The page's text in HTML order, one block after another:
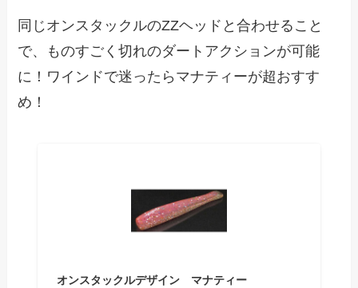
同じオンスタックルのZZヘッドと合わせること
で、ものすごく切れのダートアクションが可能
に！ワインドで迷ったらマナティーが超おすす
め！
オンスタックルデザイン マナティー